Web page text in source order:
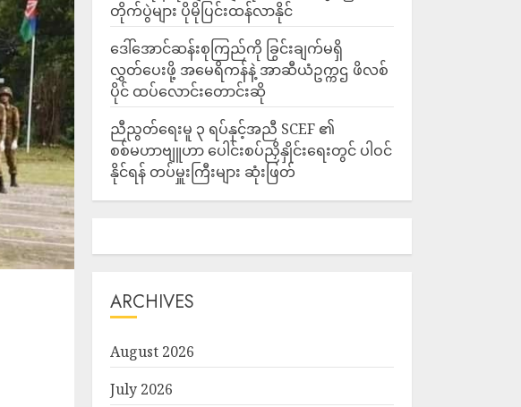
တိုက်ပွဲများ ပိုမိုပြင်းထန်လာနိုင်
ဒေါ်အောင်ဆန်းစုကြည်ကို ခြွင်းချက်မရှိ
လွှတ်ပေးဖို့ အမေရိကန်နဲ့ အာဆီယံဥက္ကဌ ဖိလစ်
ပိုင် ထပ်လောင်းတောင်းဆို
ညီညွတ်ရေးမူ ၃ ရပ်နှင့်အညီ SCEF ၏
စစ်မဟာဗျူဟာ ပေါင်းစပ်ညှိနှိုင်းရေးတွင် ပါဝင်
နိုင်ရန် တပ်မှူးကြီးများ ဆုံးဖြတ်
ARCHIVES
August 2026
July 2026